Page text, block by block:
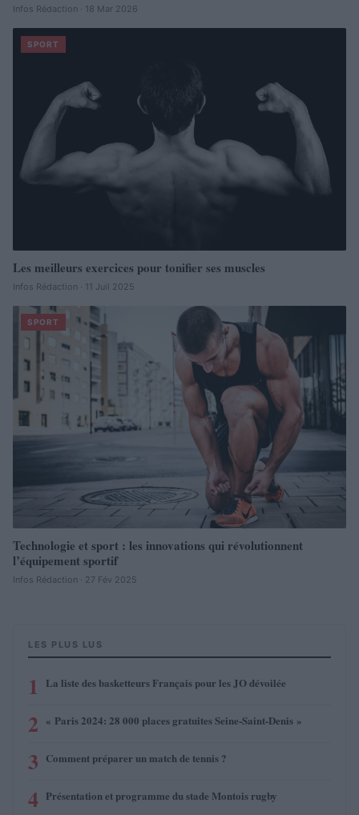
Infos Rédaction · 18 Mar 2026
SPORT
Les meilleurs exercices pour tonifier ses muscles
Infos Rédaction · 11 Juil 2025
SPORT
Technologie et sport : les innovations qui révolutionnent
l’équipement sportif
Infos Rédaction · 27 Fév 2025
LES PLUS LUS
1 La liste des basketteurs Français pour les JO dévoilée
2 « Paris 2024: 28 000 places gratuites Seine-Saint-Denis »
3 Comment préparer un match de tennis ?
4 Présentation et programme du stade Montois rugby